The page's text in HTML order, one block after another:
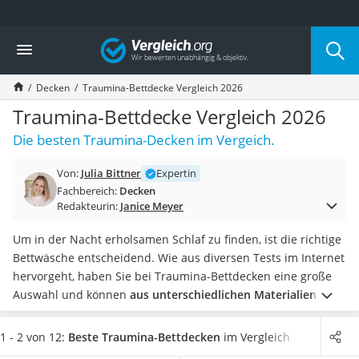
Die beliebtesten Vergleiche nach Kategorie
Wohnen
Matratzen-Topper
Matratzen
Konferenzlautsprecher
Tageslichtlampe
Badlüfter
Bürohocker
Außenleuchte mit Kamera
Akku-Tischlampe
Konferenzmikrofon
Klappmatratze
Duschkopf mit Kalkfilter
Aktenvernichter Sicherheitsstufe 4
Bettgitter
Vergleich
Decken Traumina-Bettdecke Vergleich 2026
Traumina-Bettdecke Vergleich 2026
Die besten Traumina-Decken im Vergeich.
Von: Julia Bittner
Expertin
Fachbereich: Decken
Redakteurin: Janice Meyer
Um in der Nacht erholsamen Schlaf zu finden, ist die richtige
Bettwäsche entscheidend. Wie aus diversen Tests im Internet
hervorgeht, haben Sie bei Traumina-Bettdecken eine große
Auswahl und können aus unterschiedlichen Materialien und
Wärmeklassen wählen. Je wärmer die
Umgebungstemperatur, desto dünner und atmungsaktiver
1 - 2 von 12: Beste Traumina-Bettdecken im Vergleich